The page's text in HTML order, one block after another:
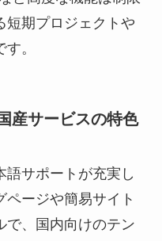
短期プロジェクトや
。
産サービスの特色
語サポートが充実し
ページや簡易サイト
で、国内向けのテン